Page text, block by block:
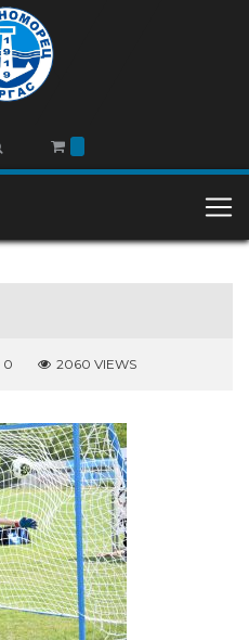
0 2060 VIEWS